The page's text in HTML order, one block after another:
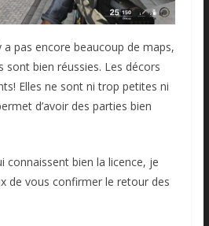
a pas encore beaucoup de maps,
sont bien réussies. Les décors
Elles ne sont ni trop petites ni
d’avoir des parties bien
connaissent bien la licence, je
de vous confirmer le retour des